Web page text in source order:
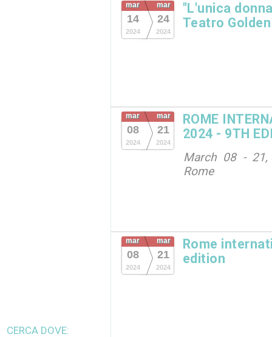
mar
14
2024
mar
24
2024
"L'unica
Teatro Golden
mar
08
2024
mar
21
2024
ROME
2024 - 9TH
March 08 - 21,
Rome
mar
08
2024
mar
21
2024
Rome
edition
CERCA DOVE: